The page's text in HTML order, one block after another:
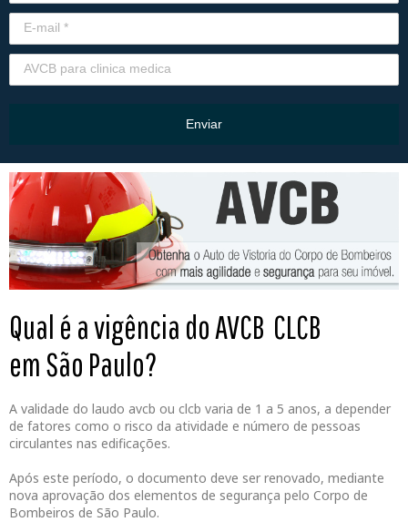
Enviar
Qual é a vigência do AVCB CLCB
em São Paulo?
A validade do laudo avcb ou clcb varia de 1 a 5 anos, a depender
de fatores como o risco da atividade e número de pessoas
circulantes nas edificações.
Após este período, o documento deve ser renovado, mediante
nova aprovação dos elementos de segurança pelo Corpo de
Bombeiros de São Paulo.